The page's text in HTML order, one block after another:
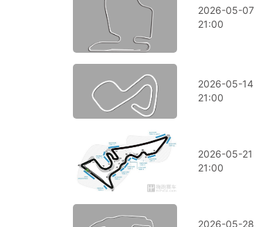
2026-05-07
21:00
2026-05-14
21:00
2026-05-21
21:00
2026-05-28